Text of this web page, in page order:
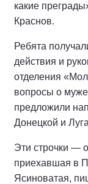
какие
Краснов.
Ребята
действия и
отделения
вопросы о
предложили
Донецкой и
Эти строчки —
приехавшая в
Ясиноватая,